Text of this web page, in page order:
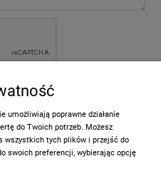
umożliwiają poprawne działanie
do Twoich potrzeb. Możesz
wszystkich tych plików i przejść do
swoich preferencji, wybierając opcję